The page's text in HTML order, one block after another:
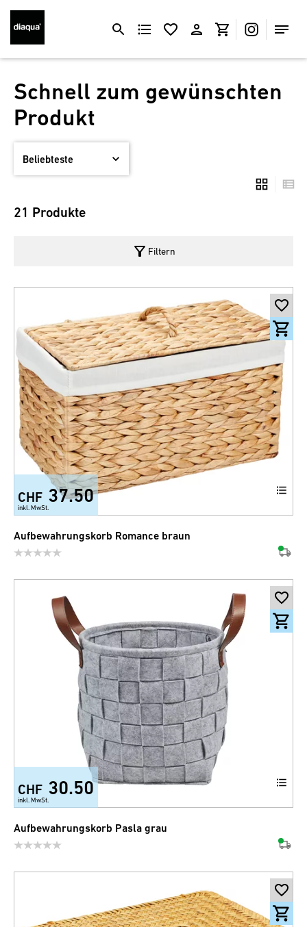
Schnell zum gewünschten
Produkt
21 Produkte
filter_alt Filtern
CHF 37.50
inkl. MwSt.
Aufbewahrungskorb Romance braun
CHF 30.50
inkl. MwSt.
Aufbewahrungskorb Pasla grau